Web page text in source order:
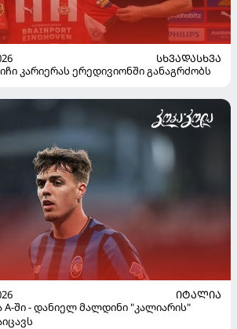
ᲡᲮᲕᲐᲓᲐᲡᲮᲕᲐ
კარიერას ერედივიონში განაგრძობს
ᲘᲢᲐᲚᲘᲐ
A-ში - დანიელ მალდინი "კალიარის"